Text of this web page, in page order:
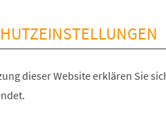
dieser Website erklären Sie